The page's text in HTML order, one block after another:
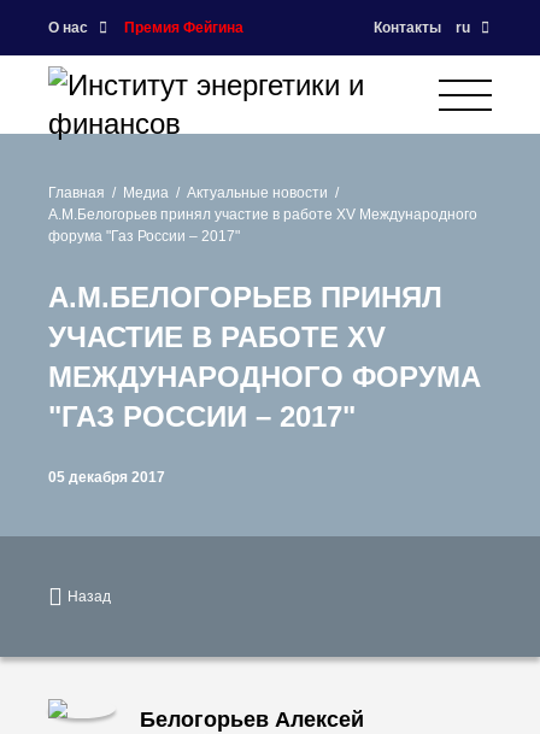
О нас Премия Фейгина Контакты ru
Главная Медиа
Актуальные новости
А.М.Белогорьев принял участие в работе XV Международного
форума "Газ России – 2017"
А.М.БЕЛОГОРЬЕВ ПРИНЯЛ
УЧАСТИЕ В РАБОТЕ XV
МЕЖДУНАРОДНОГО ФОРУМА
"ГАЗ РОССИИ – 2017"
05 декабря 2017
Назад
Белогорьев Алексей